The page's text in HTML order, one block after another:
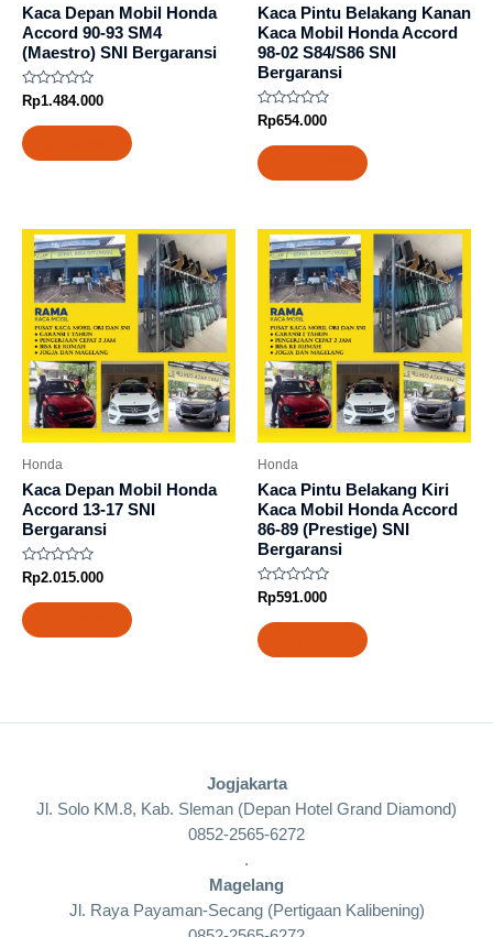
Kaca Depan Mobil Honda
Accord 90-93 SM4
(Maestro) SNI Bergaransi
Rated
0
out
of
5
Rp1.484.000
Kaca Pintu Belakang Kanan
Kaca Mobil Honda Accord
98-02 S84/S86 SNI
Bergaransi
Rated
0
out
of
5
Rp654.000
Honda
Kaca Depan Mobil Honda
Accord 13-17 SNI
Bergaransi
Rated
0
out
of
5
Rp2.015.000
Honda
Kaca Pintu Belakang Kiri
Kaca Mobil Honda Accord
86-89 (Prestige) SNI
Bergaransi
Rated
0
out
of
5
Rp591.000
Jogjakarta
Jl. Solo KM.8, Kab. Sleman (Depan Hotel Grand Diamond)
0852-2565-6272
.
Magelang
Jl. Raya Payaman-Secang (Pertigaan Kalibening)